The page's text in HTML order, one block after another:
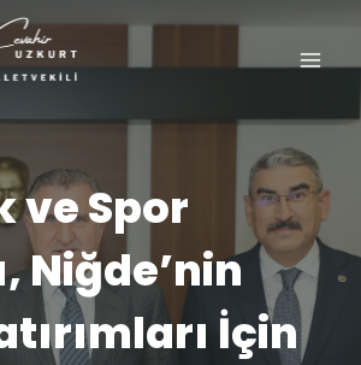
ve Spor
Niğde’nin
İçin